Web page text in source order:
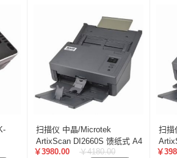
柯达/Kodak
日立/
皓丽/Horion 北峰/BFDX
麦克赛尔/maxell
中银科技/BOCT
/kadenlan
极米/XGIMI
鸿合/HiteVision
高科光电/GKGD 清大视讯
沧田/
迅英/Bulldex 艾博德/iBoard
立思辰/LANXUM 利盟/Lexmark
LG 中矗/ZHONGCHU
扫描仪 中晶/Microtek
ArtixScan DI2660S 馈纸式 A4
USB
￥3980.00
￥4180.00
扫描
USB
￥